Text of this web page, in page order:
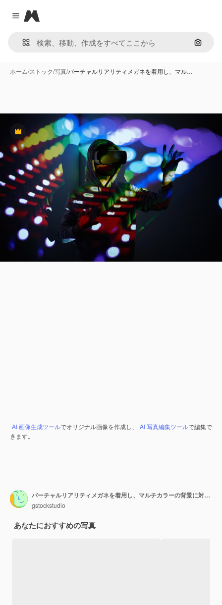
Close menu
Magnific
画像で
ホーム/ストック/写真/バーチャルリアリティメガネを着用し、マル…
Premium
AI 画像生成ツールでオリジナル画像を作成し、 AI 写真編集ツールで編集で
きます。
バーチャルリアリティメガネを着用し、マルチカラーの背景に対して身振りで示す若い男
gstockstudio
あなたにおすすめの写真